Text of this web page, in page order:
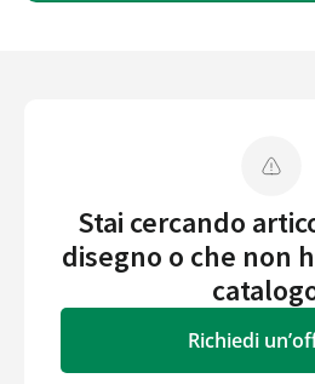
Stai cercando
disegno o che non
Richiedi